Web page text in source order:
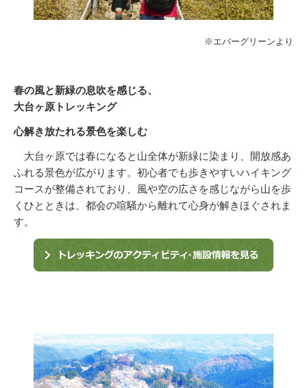
※エバーグリーンより
春の風と新緑の息吹を感じる、
大台ヶ原トレッキング
心解き放たれる景色を楽しむ
大台ヶ原では春になると山全体が新緑に染まり、開放感あ
ふれる景色が広がります。初心者でも歩きやすいハイキング
コースが整備されており、風や空の広さを感じながら山を歩
くひとときは、都会の喧騒から離れて心身が解きほぐされま
す。